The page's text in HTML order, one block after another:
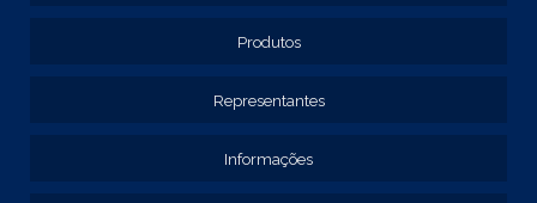
Produtos
Representantes
Informações